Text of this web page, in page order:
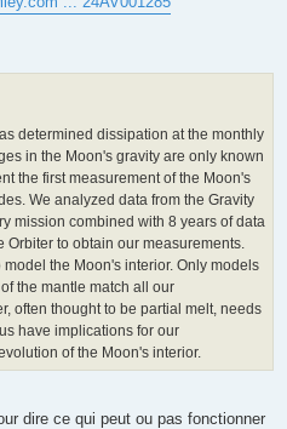
determined dissipation at the monthly
in the Moon's gravity are only known
the first measurement of the Moon's
We analyzed data from the Gravity
mission combined with 8 years of data
to obtain our measurements.
the Moon's interior. Only models
the mantle match all our
often thought to be partial melt, needs
have implications for our
of the Moon's interior.
dire ce qui peut ou pas fonctionner